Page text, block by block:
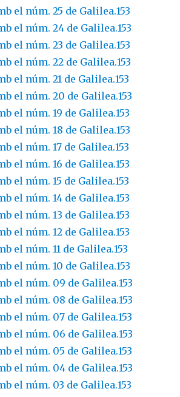
el núm. 25 de Galilea.153
el núm. 24 de Galilea.153
el núm. 23 de Galilea.153
el núm. 22 de Galilea.153
el núm. 21 de Galilea.153
el núm. 20 de Galilea.153
el núm. 19 de Galilea.153
el núm. 18 de Galilea.153
el núm. 17 de Galilea.153
el núm. 16 de Galilea.153
el núm. 15 de Galilea.153
el núm. 14 de Galilea.153
el núm. 13 de Galilea.153
el núm. 12 de Galilea.153
el núm. 11 de Galilea.153
el núm. 10 de Galilea.153
el núm. 09 de Galilea.153
el núm. 08 de Galilea.153
el núm. 07 de Galilea.153
el núm. 06 de Galilea.153
el núm. 05 de Galilea.153
el núm. 04 de Galilea.153
el núm. 03 de Galilea.153